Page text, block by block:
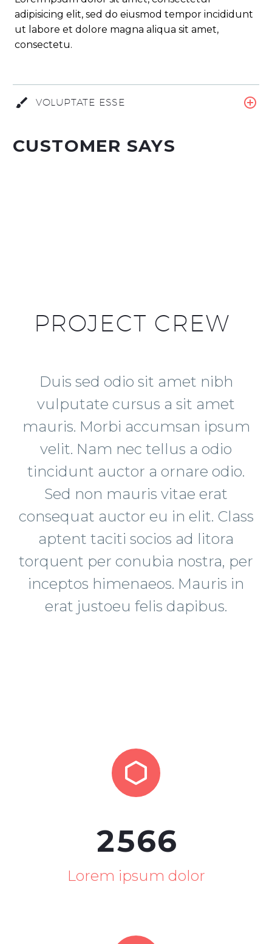
adipisicing elit, sed do eiusmod tempor incididunt
ut labore et dolore magna aliqua sit amet,
consectetu.
VOLUPTATE ESSE
CUSTOMER SAYS
PROJECT CREW
Duis sed odio sit amet nibh
vulputate cursus a sit amet
mauris. Morbi accumsan ipsum
velit. Nam nec tellus a odio
tincidunt auctor a ornare odio.
Sed non mauris vitae erat
consequat auctor eu in elit. Class
aptent taciti socios ad litora
torquent per conubia nostra, per
inceptos himenaeos. Mauris in
erat justoeu felis dapibus.


2566
Lorem ipsum dolor